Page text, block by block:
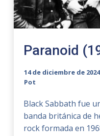
Paranoid
14 de diciembre de 2024
Pot
Black Sabbath fue
banda británica de
rock formada en